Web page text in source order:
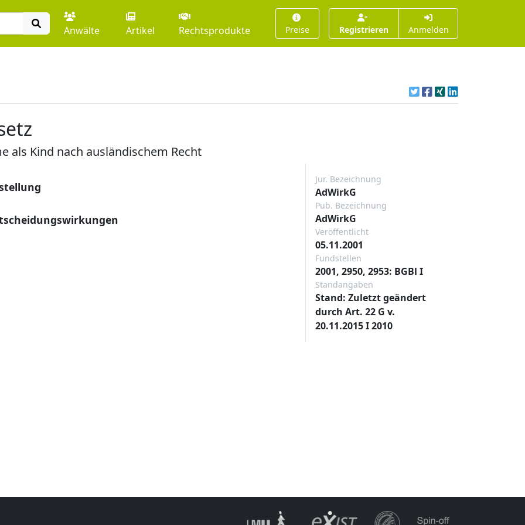
Anwälte Artikel Rechtsprodukte Preise Registrieren Anmelden
als Kind nach ausländischem Recht
Jur. Bezeichnung
AdWirkG
Pub. Bezeichnung
AdWirkG
Veröffentlicht
05.11.2001
Fundstellen
2001, 2950, 2953: BGBl I
Standangaben
Stand: Zuletzt geändert
durch Art. 22 G v.
20.11.2015 I 2010